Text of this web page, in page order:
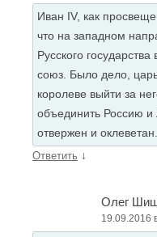
Иван IV, как
что на западном
Русского
союз. Было дело,
королеве выйти за
объединить Россию
отвержен и оклеветан.
Ответить ↓
Олег
19.09.2016